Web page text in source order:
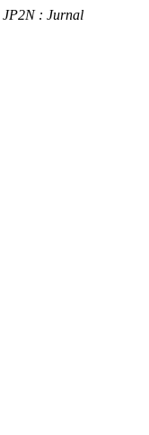
JP2N : Jurnal